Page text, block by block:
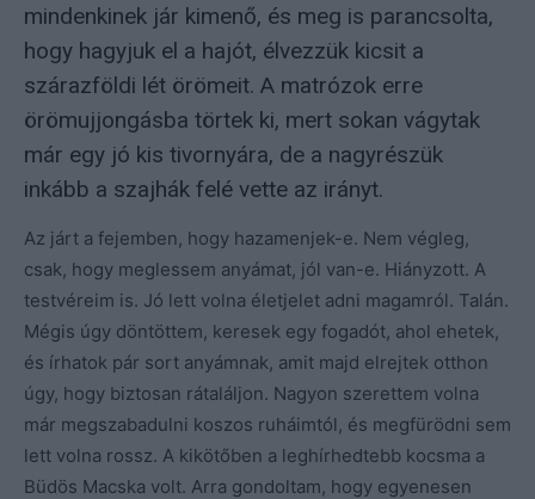
mindenkinek jár kimenő, és meg is parancsolta,
hogy hagyjuk el a hajót, élvezzük kicsit a
szárazföldi lét örömeit. A matrózok erre
örömujjongásba törtek ki, mert sokan vágytak
már egy jó kis tivornyára, de a nagyrészük
inkább a szajhák felé vette az irányt.
Az járt a fejemben, hogy hazamenjek-e. Nem végleg,
csak, hogy meglessem anyámat, jól van-e. Hiányzott. A
testvéreim is. Jó lett volna életjelet adni magamról. Talán.
Mégis úgy döntöttem, keresek egy fogadót, ahol ehetek,
és írhatok pár sort anyámnak, amit majd elrejtek otthon
úgy, hogy biztosan rátaláljon. Nagyon szerettem volna
már megszabadulni koszos ruháimtól, és megfürödni sem
lett volna rossz. A kikötőben a leghírhedtebb kocsma a
Büdös Macska volt. Arra gondoltam, hogy egyenesen